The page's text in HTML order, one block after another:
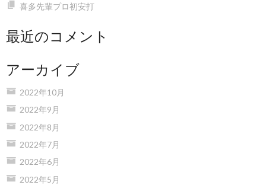
喜多先輩プロ初安打
最近のコメント
アーカイブ
2022年10月
2022年9月
2022年8月
2022年7月
2022年6月
2022年5月